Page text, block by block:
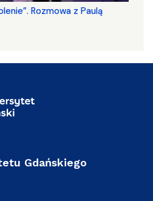
Rozmowa z Paulą
Gdańskiego